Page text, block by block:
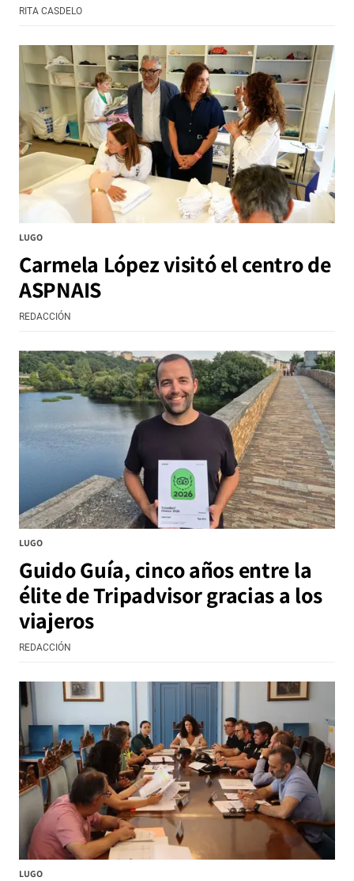
RITA CASDELO
LUGO
Carmela López visitó el centro de
ASPNAIS
REDACCIÓN
LUGO
Guido Guía, cinco años entre la
élite de Tripadvisor gracias a los
viajeros
REDACCIÓN
LUGO